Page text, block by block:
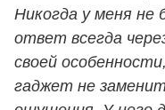
Никогда у меня
ответ всегда
своей
гаджет не